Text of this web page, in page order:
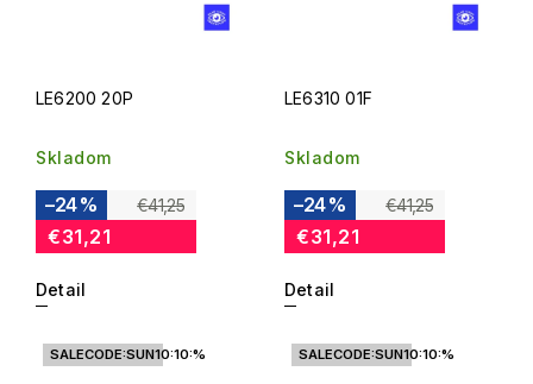
LE6200 20P
Skladom
€41,25
–24 %
€31,21
Detail
LE6310 01F
Skladom
€41,25
–24 %
€31,21
Detail
SALECODE:SUN10:10:% SALECODE:SUN10:10:%